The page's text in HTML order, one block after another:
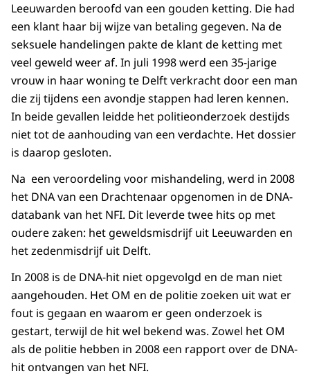
Leeuwarden beroofd van een gouden ketting. Die had
een klant haar bij wijze van betaling gegeven. Na de
seksuele handelingen pakte de klant de ketting met
veel geweld weer af. In juli 1998 werd een 35-jarige
vrouw in haar woning te Delft verkracht door een man
die zij tijdens een avondje stappen had leren kennen.
In beide gevallen leidde het politieonderzoek destijds
niet tot de aanhouding van een verdachte. Het dossier
is daarop gesloten.
Na een veroordeling voor mishandeling, werd in 2008
het DNA van een Drachtenaar opgenomen in de DNA-
databank van het NFI. Dit leverde twee hits op met
oudere zaken: het geweldsmisdrijf uit Leeuwarden en
het zedenmisdrijf uit Delft.
In 2008 is de DNA-hit niet opgevolgd en de man niet
aangehouden. Het OM en de politie zoeken uit wat er
fout is gegaan en waarom er geen onderzoek is
gestart, terwijl de hit wel bekend was. Zowel het OM
als de politie hebben in 2008 een rapport over de DNA-
hit ontvangen van het NFI.